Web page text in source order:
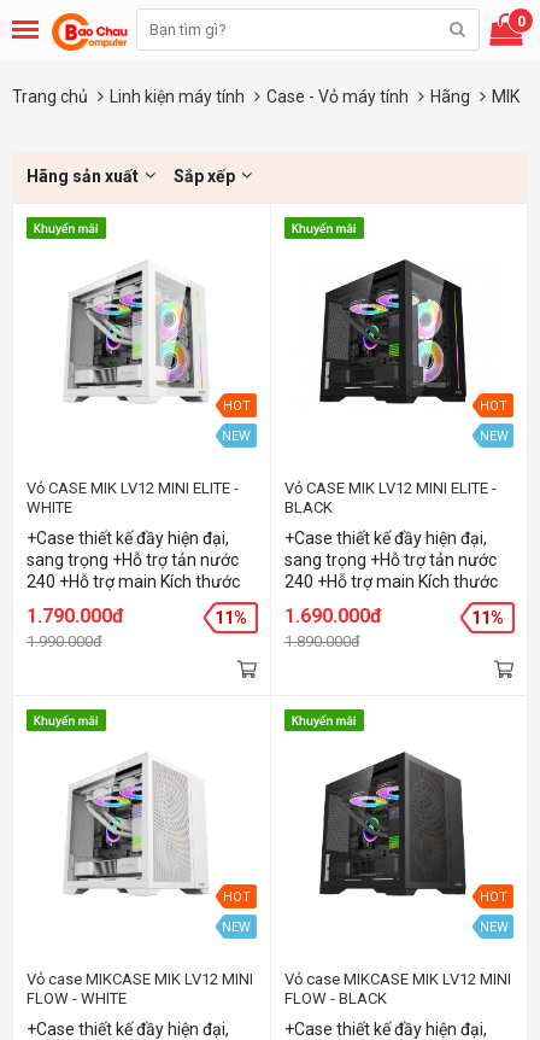
0
Trang chủ Linh kiện máy tính Case - Vỏ máy tính Hãng MIK
Hãng sản xuất Sắp xếp
HOT
NEW
Vỏ CASE MIK LV12 MINI ELITE -
WHITE
+Case thiết kế đầy hiện đại,
sang trọng +Hỗ trợ tản nước
240 +Hỗ trợ main Kích thước
tới ATX +Thiết kế AIR FLOW
cực tốt +Hỗ trợ 6 quạt làm
mát 120
1.790.000đ
1.990.000đ
11%
HOT
NEW
Vỏ CASE MIK LV12 MINI ELITE -
BLACK
+Case thiết kế đầy hiện đại,
sang trọng +Hỗ trợ tản nước
240 +Hỗ trợ main Kích thước
tới ATX +Thiết kế AIR FLOW
cực tốt +Hỗ trợ 6 quạt làm
mát 120
1.690.000đ
1.890.000đ
11%
HOT
NEW
Vỏ case MIKCASE MIK LV12 MINI
FLOW - WHITE
+Case thiết kế đầy hiện đại,
HOT
NEW
Vỏ case MIKCASE MIK LV12 MINI
FLOW - BLACK
+Case thiết kế đầy hiện đại,